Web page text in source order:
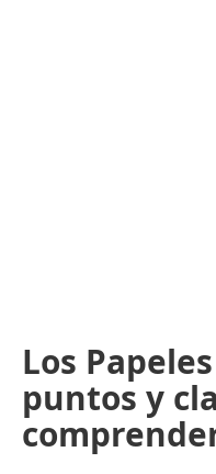
Los
puntos y